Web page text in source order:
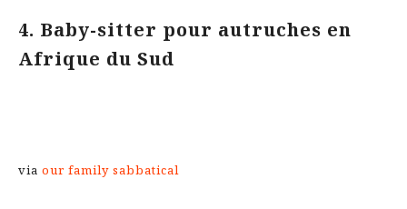
4. Baby-sitter pour autruches en
Afrique du Sud
via our family sabbatical